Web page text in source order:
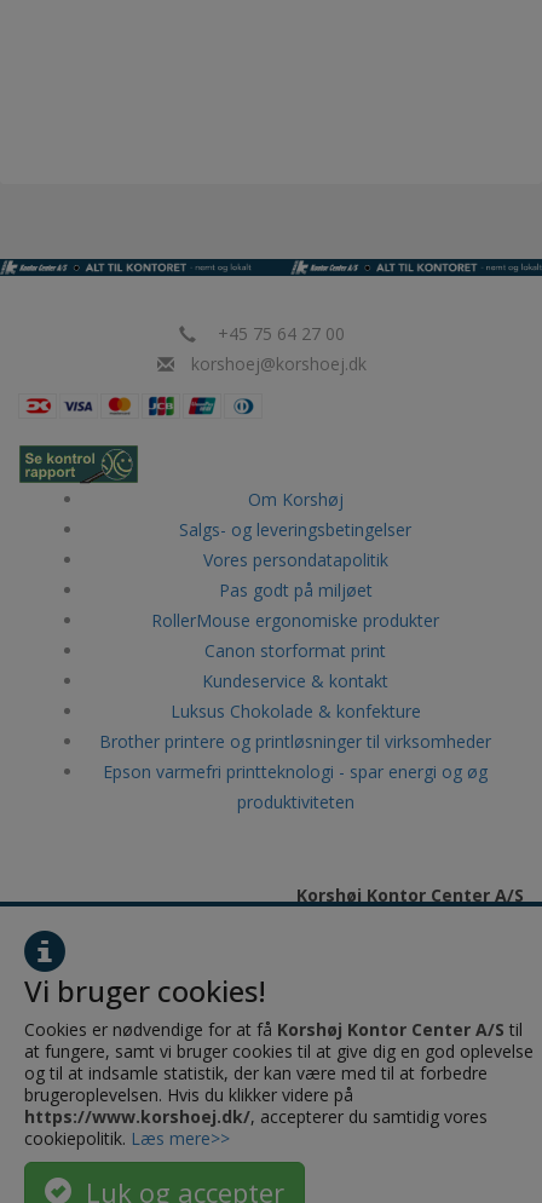
+45 75 64 27 00
korshoej@korshoej.dk
Om Korshøj
Salgs- og leveringsbetingelser
Vores persondatapolitik
Pas godt på miljøet
RollerMouse ergonomiske produkter
Canon storformat print
Kundeservice & kontakt
Luksus Chokolade & konfekture
Brother printere og printløsninger til virksomheder
Epson varmefri printteknologi - spar energi og øg
produktiviteten
Korshøj Kontor Center A/S
Vi bruger cookies!
Cookies er nødvendige for at få Korshøj Kontor Center A/S til
at fungere, samt vi bruger cookies til at give dig en god oplevelse
og til at indsamle statistik, der kan være med til at forbedre
brugeroplevelsen. Hvis du klikker videre på
https://www.korshoej.dk/, accepterer du samtidig vores
cookiepolitik. Læs mere>>
Luk og accepter